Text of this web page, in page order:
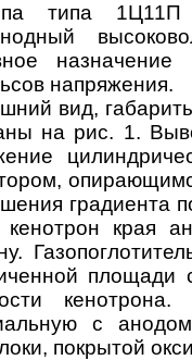
XD800MKIII: KT88, 2х65 Вт Ламповый
6AQ5, 2х10 ВтЛамповый
типа 1Ц11П
напряжения.
вид,
на рис. 1.
градиента
кенотрон края
площади
с
покрытой